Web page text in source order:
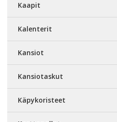
Kaapit
Kalenterit
Kansiot
Kansiotaskut
Käpykoristeet